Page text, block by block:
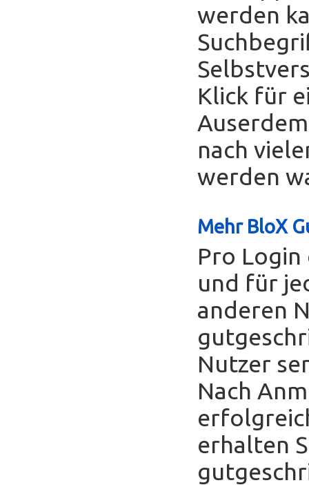
werden
Klick für
nach
werden
Mehr BloX
Pro Login
und für
anderen
Nutzer
Nach
erhalten